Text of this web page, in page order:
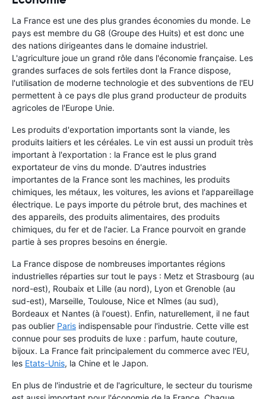
La France est une des plus grandes économies du monde. Le
pays est membre du G8 (Groupe des Huits) et est donc une
des nations dirigeantes dans le domaine industriel.
L'agriculture joue un grand rôle dans l'économie française. Les
grandes surfaces de sols fertiles dont la France dispose,
l'utilisation de moderne technologie et des subventions de l'EU
permettent à ce pays dle plus grand producteur de produits
agricoles de l'Europe Unie.
Les produits d'exportation importants sont la viande, les
produits laitiers et les céréales. Le vin est aussi un produit très
important à l'exportation : la France est le plus grand
exportateur de vins du monde. D'autres industries
importantes de la France sont les machines, les produits
chimiques, les métaux, les voitures, les avions et l'appareillage
électrique. Le pays importe du pétrole brut, des machines et
des appareils, des produits alimentaires, des produits
chimiques, du fer et de l'acier. La France pourvoit en grande
partie à ses propres besoins en énergie.
La France dispose de nombreuses importantes régions
industrielles réparties sur tout le pays : Metz et Strasbourg (au
nord-est), Roubaix et Lille (au nord), Lyon et Grenoble (au
sud-est), Marseille, Toulouse, Nice et Nîmes (au sud),
Bordeaux et Nantes (à l'ouest). Enfin, naturellement, il ne faut
pas oublier Paris indispensable pour l'industrie. Cette ville est
connue pour ses produits de luxe : parfum, haute couture,
bijoux. La France fait principalement du commerce avec l'EU,
les Etats-Unis, la Chine et le Japon.
En plus de l'industrie et de l'agriculture, le secteur du tourisme